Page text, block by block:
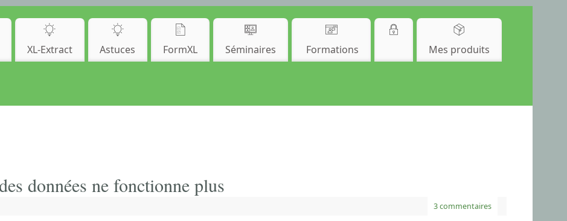
XL-Extract Astuces FormXL Séminaires Formations Mes produits
données ne fonctionne plus
3 commentaires